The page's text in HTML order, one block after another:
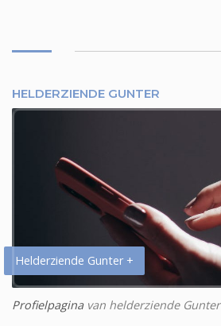
HELDERZIENDE GUNTER
Helderziende Gunter +
Profielpaginavan helderziende Gunter